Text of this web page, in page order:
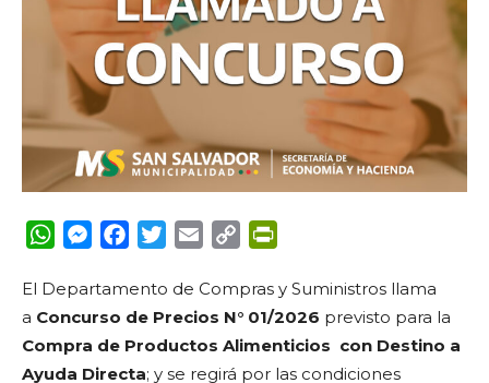
WhatsApp
Messenger
FacebookTwitterEmail Copy
El Departamento de Compras y Suministros llama
a Concurso de Precios N° 01/2026 previsto para la
Compra de Productos Alimenticios con Destino a
Ayuda Directa; y se regirá por las condiciones